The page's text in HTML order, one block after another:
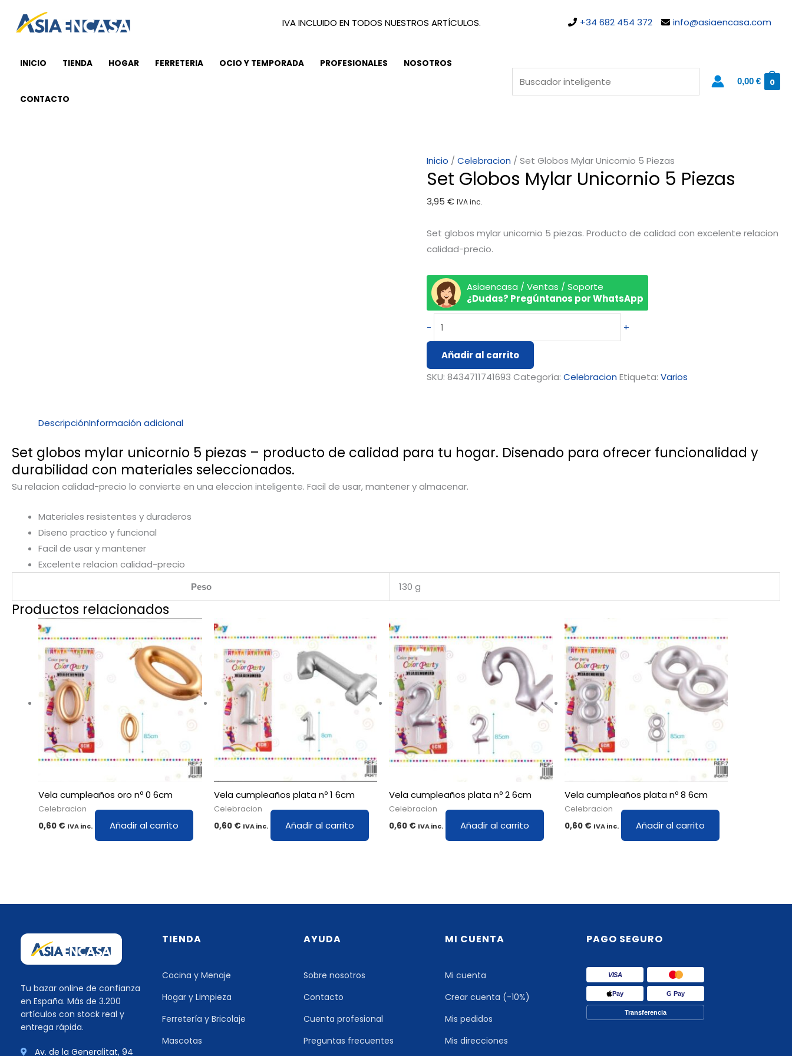
IVA INCLUIDO EN TODOS NUESTROS ARTÍCULOS. +34 682 454 372 info@asiaencasa.com
INICIO TIENDA HOGAR FERRETERIA OCIO Y TEMPORADA PROFESIONALES NOSOTROS
CONTACTO
0,00 € 0
Inicio /Celebracion / Set Globos Mylar Unicornio 5 Piezas
Set Globos Mylar Unicornio 5 Piezas
3,95€ IVA inc.
Set globos mylar unicornio 5 piezas. Producto de calidad con excelente relacion
calidad-precio.
Asiaencasa / Ventas / Soporte
¿Dudas? Pregúntanos por WhatsApp
-
Set
Globos
Unicornio
Piezas
cantidad
+
Añadir al carrito
SKU:8434711741693 Categoría:Celebracion Etiqueta:Varios
DescripciónInformación adicional
Set globos mylar unicornio 5 piezas – producto de calidad para tu hogar. Disenado para ofrecer funcionalidad y
durabilidad con materiales seleccionados.
Su relacion calidad-precio lo convierte en una eleccion inteligente. Facil de usar, mantener y almacenar.
Materiales resistentes y duraderos
Diseno practico y funcional
Facil de usar y mantener
Excelente relacion calidad-precio
Peso 130 g
Productos relacionados
Vela cumpleaños oro nº 0 6cm
Celebracion
0,60 € IVA inc. Añadir al carrito
Vela cumpleaños plata nº 1 6cm
Celebracion
0,60 € IVA inc. Añadir al carrito
Vela cumpleaños plata nº 2 6cm
Celebracion
0,60 € IVA inc. Añadir al carrito
Vela cumpleaños plata nº 8 6cm
Celebracion
0,60 € IVA inc. Añadir al carrito
Tu bazar online de confianza
en España. Más de 3.200
artículos con stock real y
entrega rápida.
Av. de la Generalitat, 94
TIENDA
Cocina y Menaje
Hogar y Limpieza
Ferretería y Bricolaje
Mascotas
AYUDA
Sobre nosotros
Contacto
Cuenta profesional
Preguntas frecuentes
MI CUENTA
Mi cuenta
Crear cuenta (-10%)
Mis pedidos
Mis direcciones
PAGO SEGURO
VISA
Pay G Pay
Transferencia